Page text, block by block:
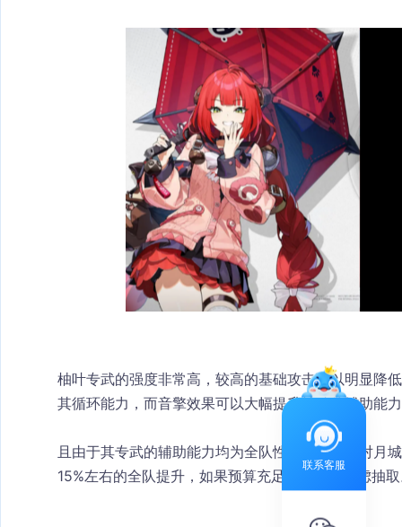
柚叶专武的强度非常高，较高的基础攻击可以明显降
其循环能力，而音擎效果可以大幅提升柚叶的辅助能
且由于其专武的辅助能力均为全队性提升，因此对月
15%左右的全队提升，如果预算充足的话可以考虑抽
联系客服